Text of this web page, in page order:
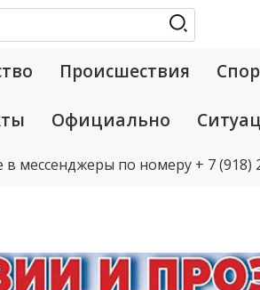
Происшествия
Официально
в мессенджеры по номеру + 7 (918)